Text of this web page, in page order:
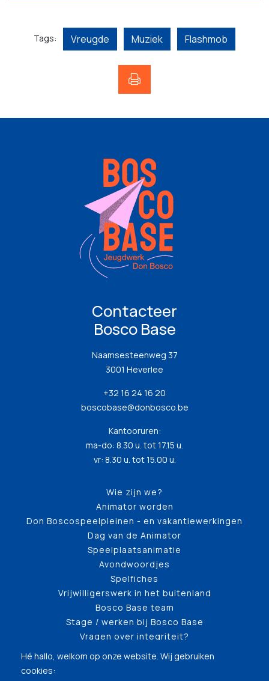
Tags: Vreugde Muziek Flashmob
Contacteer
Bosco Base
Naamsesteenweg 37
3001 Heverlee
+32 16 24 16 20
boscobase@donbosco.be
Kantooruren:
ma-do: 8.30 u. tot 17.15 u.
vr: 8.30 u. tot 15.00 u.
Wie zijn we?
Animator worden
Don Boscospeelpleinen - en vakantiewerkingen
Dag van de Animator
Speelplaatsanimatie
Avondwoordjes
Spelfiches
Vrijwilligerswerk in het buitenland
Bosco Base team
Stage / werken bij Bosco Base
Vragen over integriteit?
Hé hallo, welkom op onze website. Wij gebruiken
cookies: